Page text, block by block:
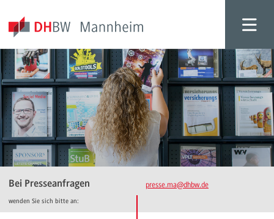
Bei Presseanfragen
wenden Sie sich bitte an:
presse.ma@dhbw.de